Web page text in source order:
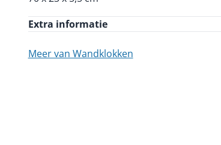
Extra informatie
Meer van Wandklokken